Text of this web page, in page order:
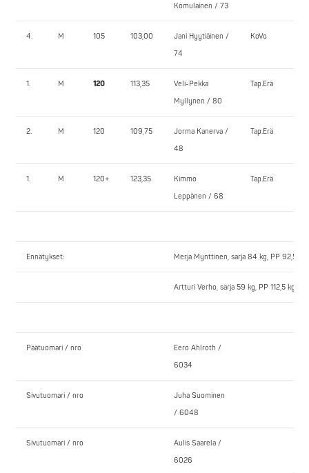
Komulainen / 73
4. M 105 103,00
Jani Hyytiäinen /
74
KoVo
1. M 120 113,35
Veli-Pekka
Myllynen / 80
Tap.Erä
2. M 120 109,75
Jorma Kanerva /
48
Tap.Erä
1. M 120+ 123,35
Kimmo
Leppänen / 68
Tap.Erä
Ennätykset: Merja Mynttinen, sarja 84 kg, PP 92,5 kg
Artturi Verho, sarja 59 kg, PP 112,5 kg
Päätuomari / nro
Eero Ahlroth /
6034
Sivutuomari / nro
Juha Suominen
/ 6048
Sivutuomari / nro
Aulis Saarela /
6026